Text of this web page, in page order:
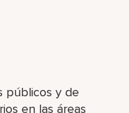
públicos y de
en las áreas